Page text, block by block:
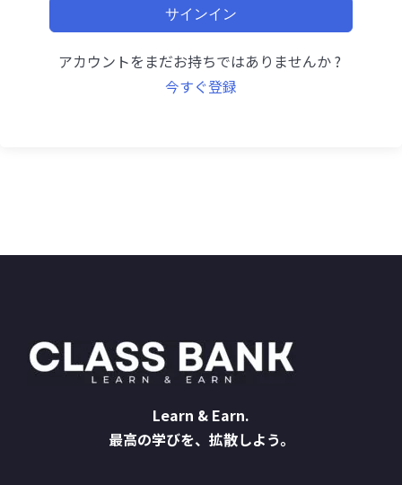
サインイン
アカウントをまだお持ちではありませんか ?
今すぐ登録
Learn & Earn.
最高の学びを、拡散しよう。